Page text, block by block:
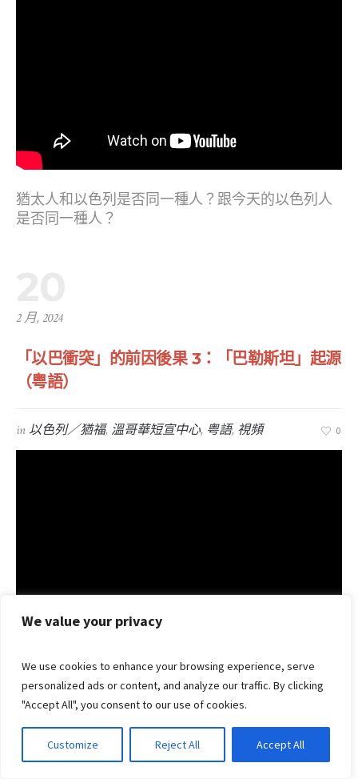
We value your privacy
We use cookies to enhance your browsing experience, serve
personalized ads or content, and analyze our traffic. By clicking
"Accept All", you consent to our use of cookies.
Customize Reject All Accept All
猶太人和以色列是否同一種人？跟今天的以色列人
是否同一種人？
2 月, 2024
「以巴衝突」的前因後果 3：「巴勒斯坦」起源
（粤語）
in 以色列／猶福, 溫哥華短宣中心, 粤語, 視頻 0
簡介：
第3集：「巴勒斯坦」起源
語言：粵語＋字幕
影音專輯：「以巴衝突」的前因後果
參考資料：曾居住以色列超過25年的黃雪卿老師於
《真理報》【「雪」說以色列】專欄文章內容